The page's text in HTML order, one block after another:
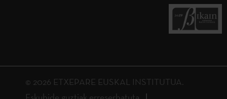
© 2026 ETXEPARE EUSKAL INSTITUTUA.